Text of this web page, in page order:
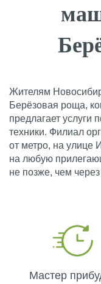
Жителям
Берёзовая роща,
предлагает услуги
техники. Филиал
от метро, на улице
на любую
не позже, чем
Мастер